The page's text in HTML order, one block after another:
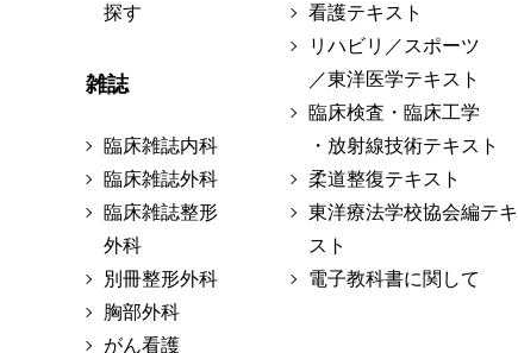
探す
雑誌
臨床雑誌内科
臨床雑誌外科
臨床雑誌整形
外科
別冊整形外科
胸部外科
がん看護
看護テキスト
リハビリ／スポーツ
／東洋医学テキスト
臨床検査・臨床工学
・放射線技術テキスト
柔道整復テキスト
東洋療法学校協会編テキ
スト
電子教科書に関して